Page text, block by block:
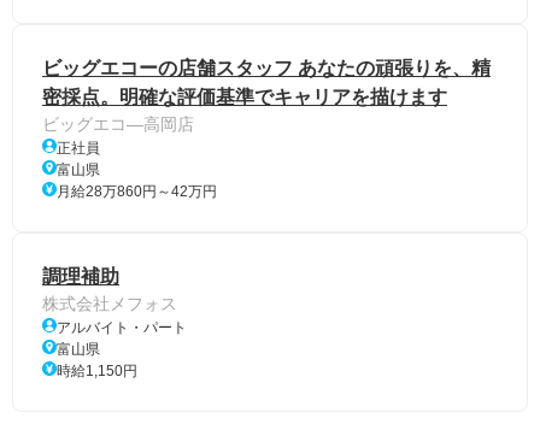
ビッグエコーの店舗スタッフ あなたの頑張りを、精
密採点。明確な評価基準でキャリアを描けます
ビッグエコ―高岡店
正社員
富山県
月給28万860円～42万円
調理補助
株式会社メフォス
アルバイト・パート
富山県
時給1,150円